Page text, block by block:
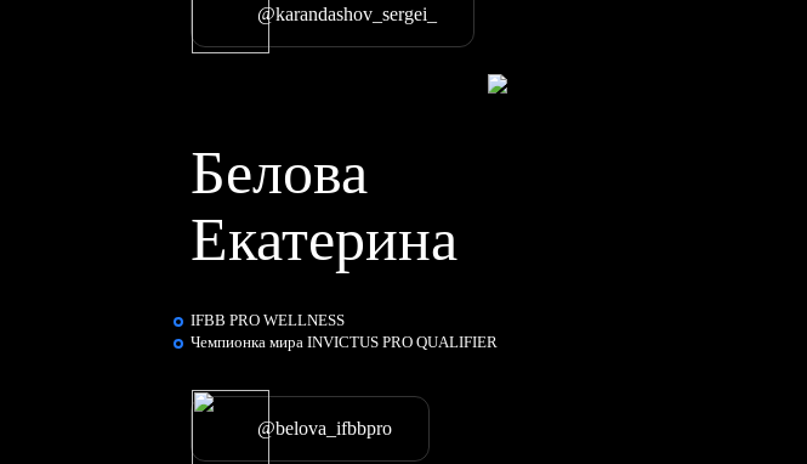
@karandashov_sergei_
Белова
Екатерина
IFBB PRO WELLNESS
Чемпионка мира INVICTUS PRO QUALIFIER
@belova_ifbbpro